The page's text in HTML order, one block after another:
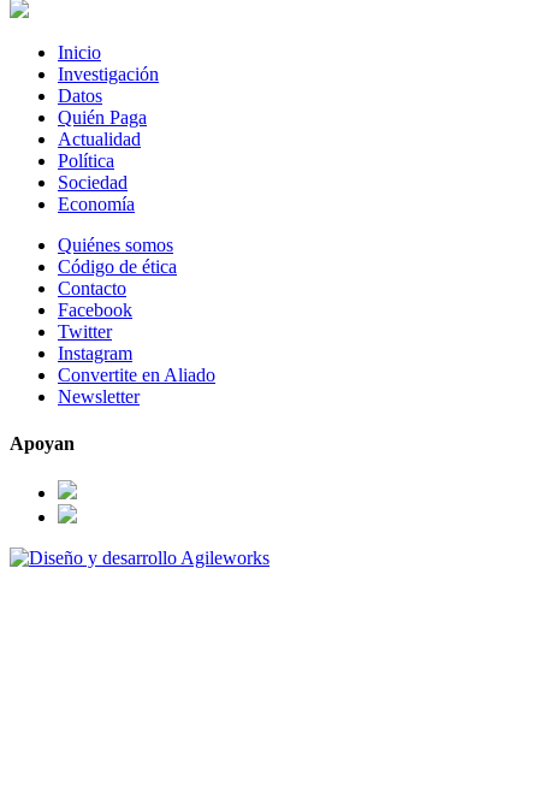
Inicio
Investigación
Datos
Quién Paga
Actualidad
Política
Sociedad
Economía
Quiénes somos
Código de ética
Contacto
Facebook
Twitter
Instagram
Convertite en Aliado
Newsletter
Apoyan